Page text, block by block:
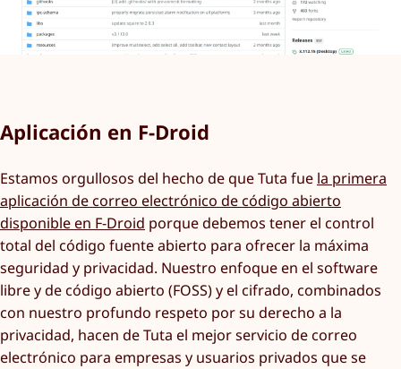
Aplicación en F-Droid
Estamos orgullosos del hecho de que Tuta fue la primera
aplicación de correo electrónico de código abierto
disponible en F-Droid porque debemos tener el control
total del código fuente abierto para ofrecer la máxima
seguridad y privacidad. Nuestro enfoque en el software
libre y de código abierto (FOSS) y el cifrado, combinados
con nuestro profundo respeto por su derecho a la
privacidad, hacen de Tuta el mejor servicio de correo
electrónico para empresas y usuarios privados que se